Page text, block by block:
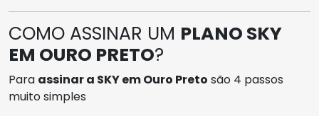
COMO ASSINAR UM PLANO SKY
EM OURO PRETO?
Para assinar a SKY em Ouro Preto são 4 passos
muito simples